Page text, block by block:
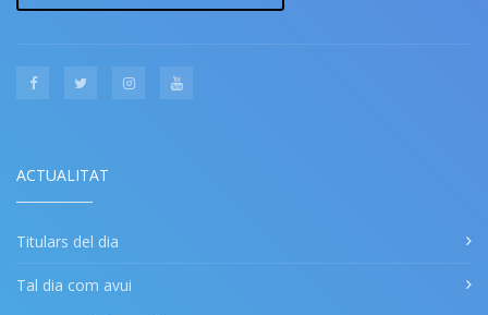
ACTUALITAT
Titulars del dia
Tal dia com avui